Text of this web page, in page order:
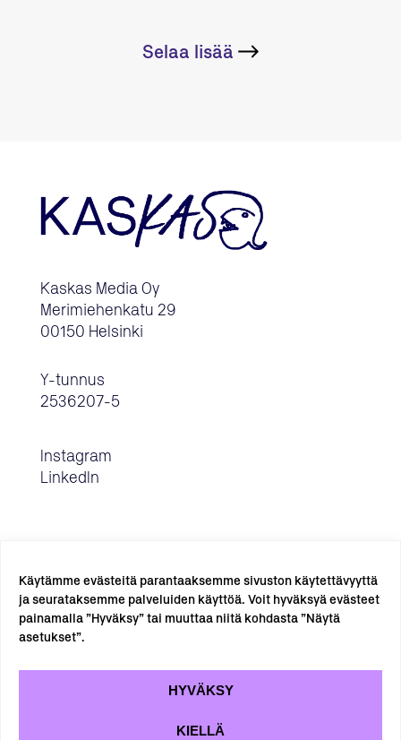
Käytämme evästeitä parantaaksemme sivuston käytettävyyttä
ja seurataksemme palveluiden käyttöä. Voit hyväksyä evästeet
painamalla ”Hyväksy” tai muuttaa niitä kohdasta ”Näytä
asetukset”.
HYVÄKSY
KIELLÄ
Selaa lisää
Kaskas Media Oy
Merimiehenkatu 29
00150 Helsinki
Y-tunnus
2536207-5
Instagram
LinkedIn
TILAA UUTISKIRJE →